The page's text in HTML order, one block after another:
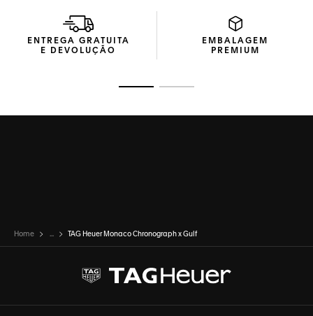
ENTREGA GRATUITA
E DEVOLUÇÃO
EMBALAGEM
PREMIUM
Home ... TAG Heuer Monaco Chronograph x Gulf